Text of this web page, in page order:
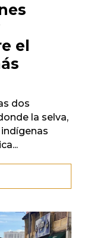
el
dos
la selva,